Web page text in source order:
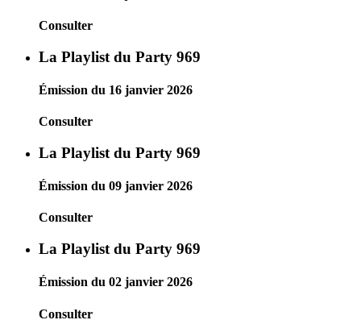
Consulter
La Playlist du Party 969
Émission du 16 janvier 2026
Consulter
La Playlist du Party 969
Émission du 09 janvier 2026
Consulter
La Playlist du Party 969
Émission du 02 janvier 2026
Consulter